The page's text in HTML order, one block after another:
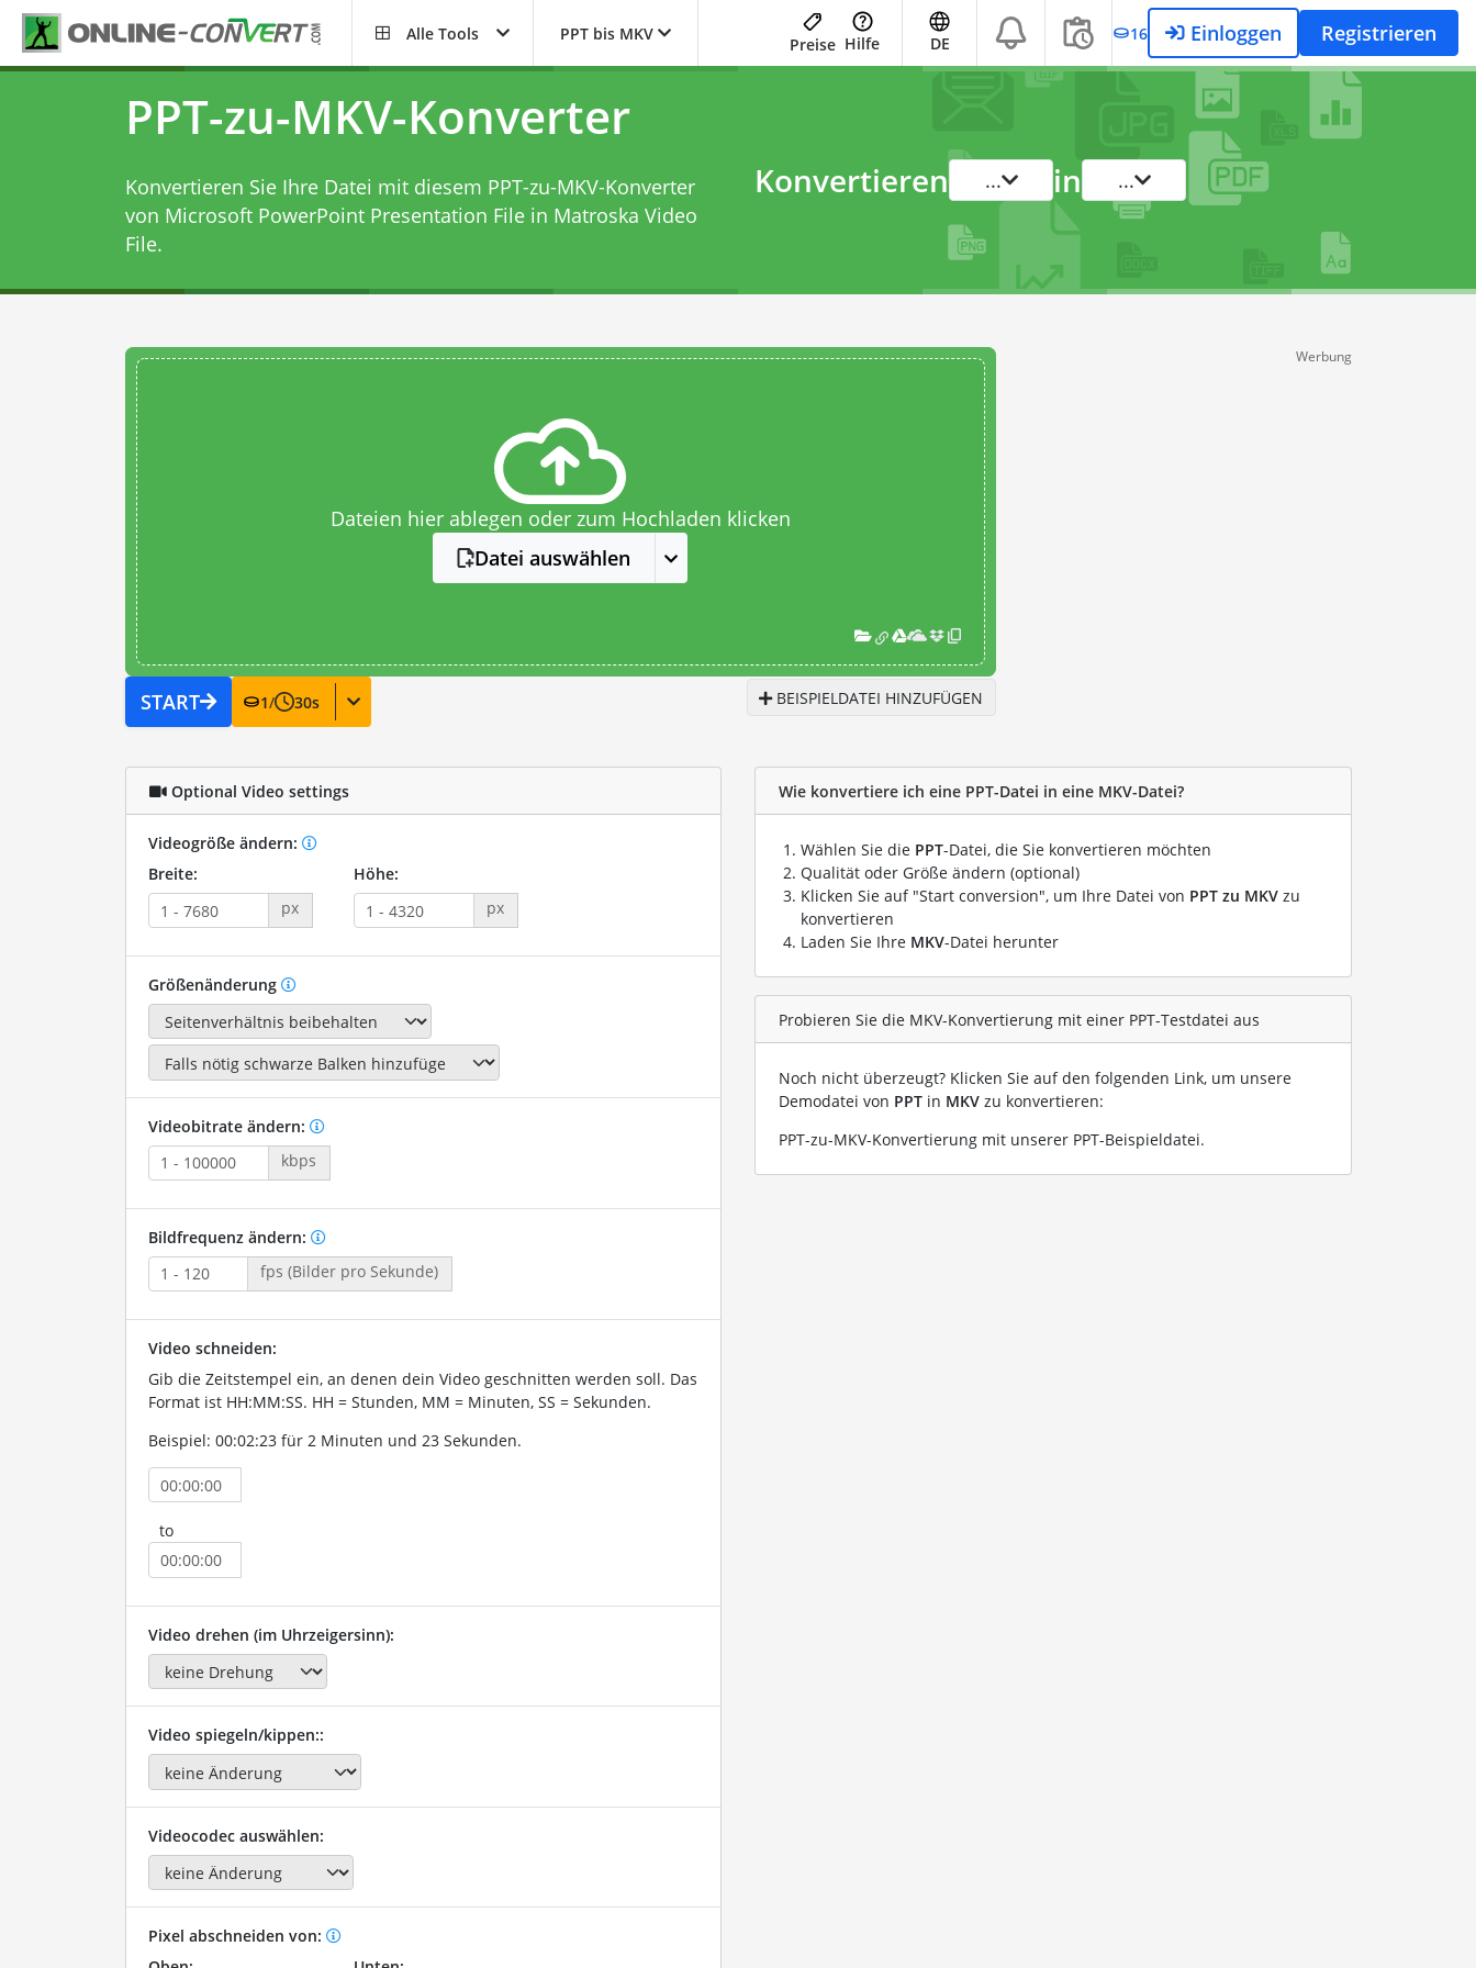
Alle Tools PPT bis MKV
Preise Hilfe DE 16 Einloggen Registrieren
PPT-zu-MKV-Konverter
Konvertieren Sie Ihre Datei mit diesem PPT-zu-MKV-Konverter
von Microsoft PowerPoint Presentation File in Matroska Video
File.
Konvertieren ... in ...
Dateien hier ablegen oder zum Hochladen klicken
Datei auswählen
START 1/ 30s BEISPIELDATEI HINZUFÜGEN
Werbung
Optional Video settings
Videogröße ändern:
Breite:
px
Höhe:
px
Größenänderung
Videobitrate ändern:
kbps
Bildfrequenz ändern:
fps (Bilder pro Sekunde)
Video schneiden:
Gib die Zeitstempel ein, an denen dein Video geschnitten werden soll. Das
Format ist HH:MM:SS. HH = Stunden, MM = Minuten, SS = Sekunden.
Beispiel: 00:02:23 für 2 Minuten und 23 Sekunden.
to
Video drehen (im Uhrzeigersinn):
Video spiegeln/kippen::
Videocodec auswählen:
Pixel abschneiden von:
Wie konvertiere ich eine PPT-Datei in eine MKV-Datei?
Wählen Sie die PPT-Datei, die Sie konvertieren möchten
Qualität oder Größe ändern (optional)
Klicken Sie auf "Start conversion", um Ihre Datei von PPT zu MKV zu
konvertieren
Laden Sie Ihre MKV-Datei herunter
Probieren Sie die MKV-Konvertierung mit einer PPT-Testdatei aus
Noch nicht überzeugt? Klicken Sie auf den folgenden Link, um unsere
Demodatei von PPT in MKV zu konvertieren:
PPT-zu-MKV-Konvertierung mit unserer PPT-Beispieldatei.